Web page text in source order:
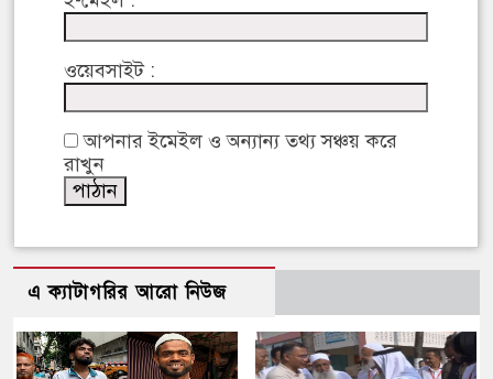
ওয়েবসাইট :
আপনার ইমেইল ও অন্যান্য তথ্য সঞ্চয় করে
রাখুন
এ ক্যাটাগরির আরো নিউজ